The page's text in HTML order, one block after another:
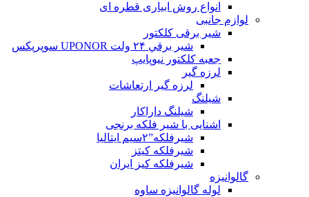
انواع روش ابیاری قطره ای
لوازم جانبی
شیر برقی کلکتور
شير برقي ۲۴ ولت UPONOR سوپرپکس
جعبه کلکتور نیوپایپ
لرزه گیر
لرزه گیر ارتعاشات
شیلنگ
شیلنگ داراکار
اشنایی با شیر فلکه برنجی
شیرفلکه”۲سیم ایتالیا
شیرفلکه کیتز
شیرفلکه کیز ایران
گالوانیزه
لوله گالوانیزه ساوه